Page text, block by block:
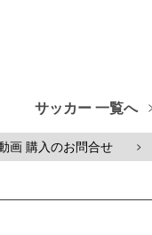
サッカー 一覧へ
画 購入のお問合せ >